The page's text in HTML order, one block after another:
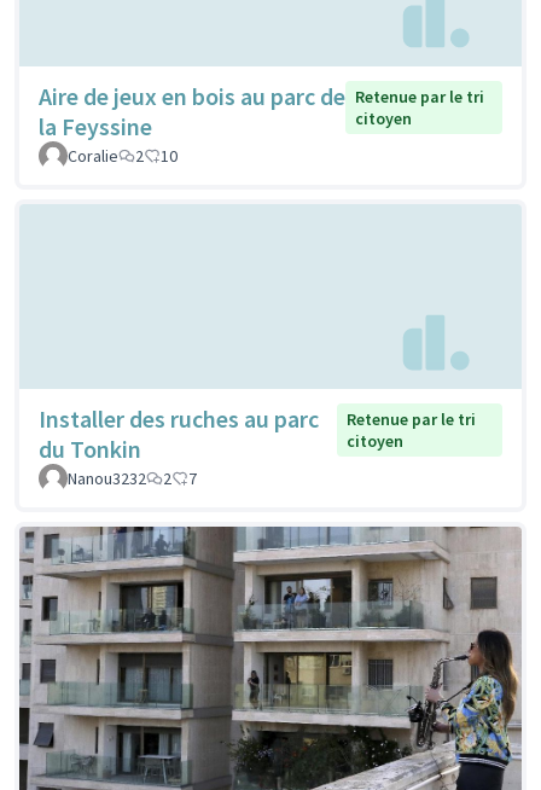
Aire de jeux en bois au parc de
la Feyssine
Retenue par le tri
citoyen
Coralie
2 10
Installer des ruches au parc
du Tonkin
Retenue par le tri
citoyen
Nanou3232
2 7